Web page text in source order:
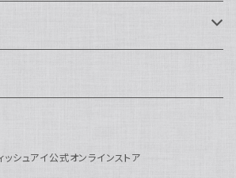
グ
ー
ッシュアイ公式オンラインストア